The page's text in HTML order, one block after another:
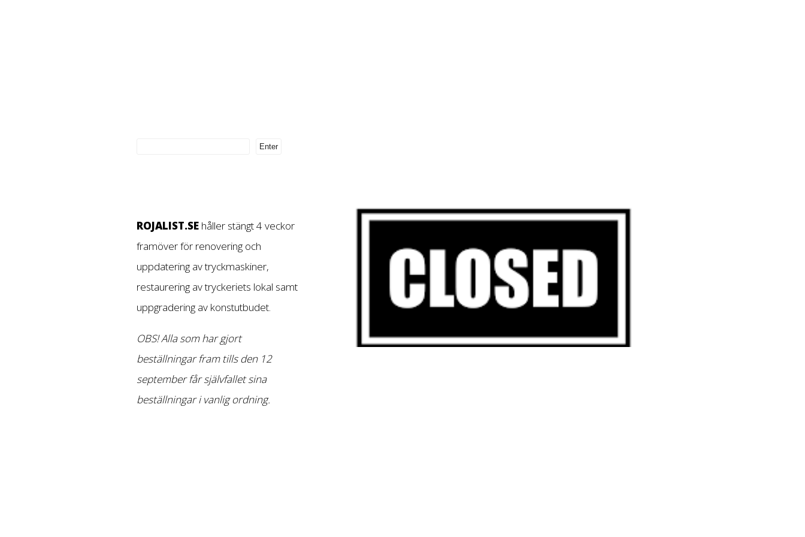
ROJALIST.SE håller stängt 4 veckor
framöver för renovering och
uppdatering av tryckmaskiner,
restaurering av tryckeriets lokal samt
uppgradering av konstutbudet.
OBS! Alla som har gjort
beställningar fram tills den 12
september får självfallet sina
beställningar i vanlig ordning.